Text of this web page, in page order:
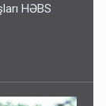
HƏBS